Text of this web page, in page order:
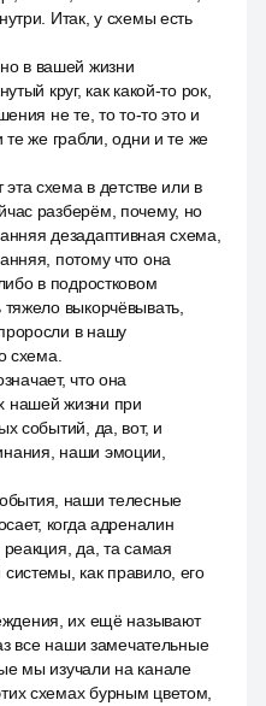
Итак, у схемы есть
в вашей жизни
круг, как какой-то рок,
не те, то то-то это и
же грабли, одни и те же
схема в детстве или в
разберём, почему, но
дезадаптивная схема,
потому что она
в подростковом
выкорчёвывать,
в нашу
схема.
что она
нашей жизни при
событий, да, вот, и
наши эмоции,
наши телесные
когда адреналин
да, та самая
как правило, его
их ещё называют
все наши замечательные
мы изучали на канале
схемах бурным цветом,